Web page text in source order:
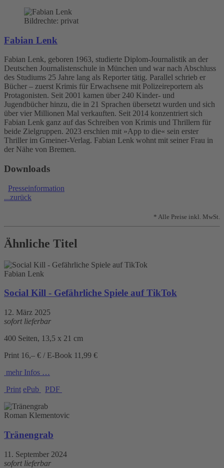
Bildrechte: privat
Fabian Lenk
Fabian Lenk, geboren 1963, studierte Diplom-Journalistik an der
Deutschen Journalistenschule in München und war nach Abschluss
des Studiums 25 Jahre lang als Reporter tätig. Parallel schrieb er
Bücher – zuerst Krimis für Erwachsene mit Polizeireportern als
Protagonisten. Seit 2001 kamen über 240 Kinder- und
Jugendbücher hinzu, die in 21 Sprachen übersetzt wurden und sich
über vier Millionen Mal verkauften. Seit 2014 konzentriert sich
Fabian Lenk ganz auf das Schreiben von Krimis und Thrillern für
beide Zielgruppen. 2023 erschien mit »App to die« sein erster
Thriller im Gmeiner-Verlag. Fabian Lenk wohnt mit seiner Frau in
der Nähe von Bremen.
Downloads
Presseinformation
...zurück
* Alle Preise inkl. MwSt.
Ähnliche Titel
Fabian Lenk
Social Kill - Gefährliche Spiele auf TikTok
12. März 2025
sofort lieferbar
400 Seiten, 13,5 x 21 cm
Print 16,– € / E-Book 11,99 €
mehr Infos …
Print ePub PDF
Roman Klementovic
Tränengrab
11. September 2024
sofort lieferbar